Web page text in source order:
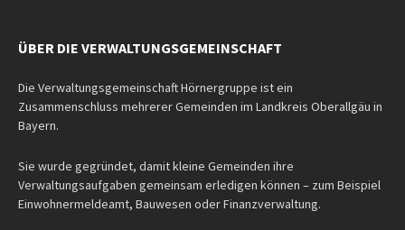
ÜBER DIE VERWALTUNGSGEMEINSCHAFT
Die Verwaltungsgemeinschaft Hörnergruppe ist ein
Zusammenschluss mehrerer Gemeinden im Landkreis Oberallgäu in
Bayern.
Sie wurde gegründet, damit kleine Gemeinden ihre
Verwaltungsaufgaben gemeinsam erledigen können – zum Beispiel
Einwohnermeldeamt, Bauwesen oder Finanzverwaltung.